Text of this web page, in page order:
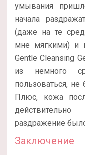
умывания
начала
(даже на те
мне мягкими) и
Gentle Cleansing
из немного
пользоваться,
Плюс, кожа
раздражение
Заключение